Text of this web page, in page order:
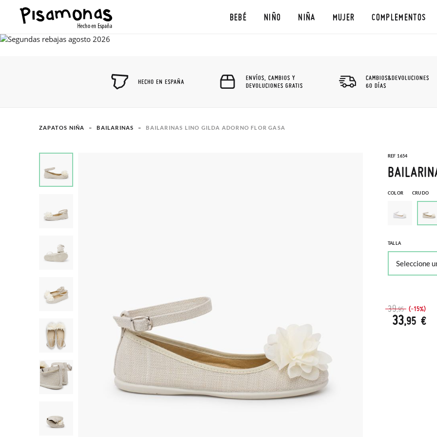
BEBÉ NIÑO NIÑA MUJER COMPLEMENTOS
HECHO EN ESPAÑA
ENVÍOS, CAMBIOS Y
DEVOLUCIONES GRATIS
CAMBIOS&DEVOLUCIONES
60 DÍAS
ZAPATOS NIÑA BAILARINAS BAILARINAS LINO GILDA ADORNO FLOR GASA
REF 1654
COLOR CRUDO
TALLA
39,95 (-15%)
33,95 €